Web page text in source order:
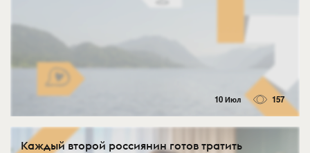
10 Июл 157
Каждый второй россиянин готов тратить